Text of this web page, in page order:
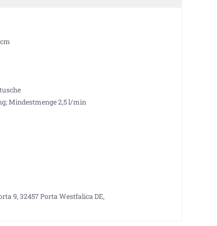
Mindestmenge 2,5 l/min
9, 32457 Porta Westfalica DE,